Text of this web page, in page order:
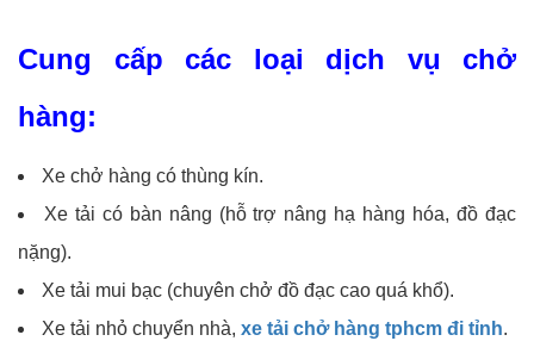
Cung cấp các loại dịch vụ chở
hàng:
Xe chở hàng có thùng kín.
Xe tải có bàn nâng (hỗ trợ nâng hạ hàng hóa, đồ đạc
nặng).
Xe tải mui bạc (chuyên chở đồ đạc cao quá khổ).
Xe tải nhỏ chuyển nhà, xe tải chở hàng tphcm đi tỉnh.